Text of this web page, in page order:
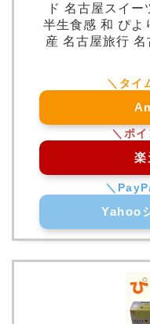
ド 名古屋スイー
半生食感 和 ぴよ
産 名古屋旅行
楽
Yahoo